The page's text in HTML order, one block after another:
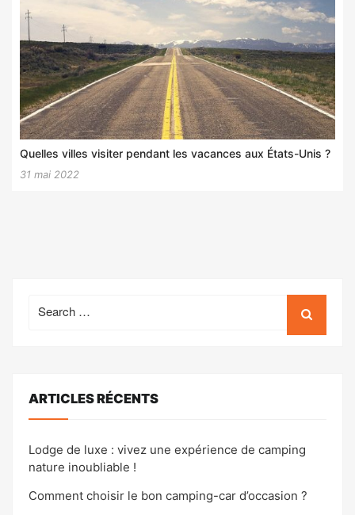
Quelles villes visiter pendant les vacances aux États-Unis ?
31 mai 2022
for:
ARTICLES RÉCENTS
Lodge de luxe : vivez une expérience de camping
nature inoubliable !
Comment choisir le bon camping-car d’occasion ?